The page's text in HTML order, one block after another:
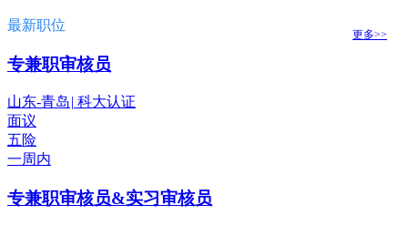
最新职位
更多>>
专兼职审核员
山东-青岛| 科大认证
面议
五险
一周内
专兼职审核员&实习审核员